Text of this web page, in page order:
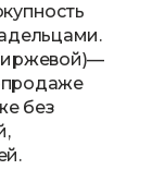
продаже
без